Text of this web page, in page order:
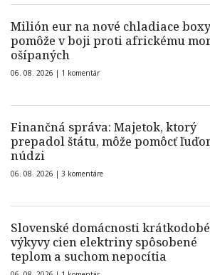
Milión eur na nové chladiace boxy
pomôže v boji proti africkému
ošípaných
06. 08. 2026 | 1 komentár
Finančná správa: Majetok, ktorý
prepadol štátu, môže pomôcť
núdzi
06. 08. 2026 | 3 komentáre
Slovenské domácnosti krátkodobé
výkyvy cien elektriny spôsobené
teplom a suchom nepocítia